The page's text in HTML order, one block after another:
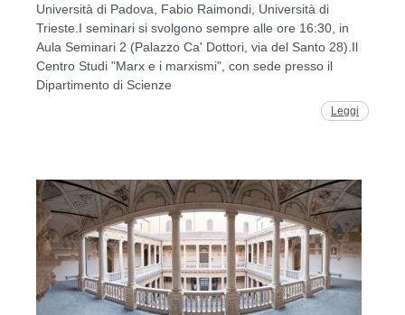
Università di Padova, Fabio Raimondi, Università di
Trieste.I seminari si svolgono sempre alle ore 16:30, in
Aula Seminari 2 (Palazzo Ca' Dottori, via del Santo 28).Il
Centro Studi "Marx e i marxismi", con sede presso il
Dipartimento di Scienze
Leggi